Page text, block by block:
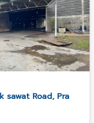
sawat Road, Pra